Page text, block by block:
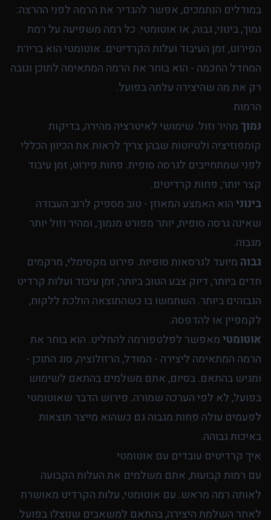
במודלים הנתמכים, אפשר להגדיר את הרמה לפני ההרצה:
נמוך, בינוני, גבוה, או אוטומטי. כל רמה משפיעה על רמת
הפירוט, זמן העיבוד ועלות הקרדיטים. אוטומטי הוא ברירת
המחדל החכמה - הוא בוחר את הרמה המתאימה לתוכן וגובה
רק את מה שהיצירה עלתה בפועל.
הרמות
נמוךמהיר וזול. שימושי לאיטרציה מהירה, בדיקות
קומפוזיציה ולטיוטות שבהן צריך לראות את הכיוון הכללי
לפני שמתחייבים לגרסה סופית. פחות פירוט, זמן עיבוד
קצר יותר, פחות קרדיטים.
בינוניהוא האמצע המאוזן - טוב מספיק לרוב העבודה
שאינה גרסה סופית, יותר מפורט מנמוך, ומהיר וזול יותר
מגבוה.
גבוה מיועד לגרסאות סופיות. פירוט מקסימלי, מרקמים
חדים ביותר, דיוק צבע הטוב ביותר, זמן עיבוד ועלות קרדיט
הגבוהים ביותר. השתמשו בו כשהתוצאה הולכת ללקוח,
לקמפיין או להדפסה.
אוטומטימאפשר לפלטפורמה להחליט. הוא בוחר את
הרמה המתאימה ליצירה - המודל, הרזולוציה, סוג התוכן -
ומגיש בהתאם. בסיום, אתם משלמים בהתאם לשימוש
בפועל, לא לפי הערכה שמורה. פירוש הדבר שאוטומטי
לפעמים עולה פחות מגבוה גם כשהוא מייצר תוצאות
באיכות גבוהה.
איך קרדיטים עובדים עם אוטומטי
עם רמות קבועות, אתם משלמים את העלות הקבועה
לאותה רמה מראש. עם אוטומטי, עלות הקרדיט מאושרת
לאחר השלמת היצירה, בהתאם למשאבים שנוצלו בפועל.